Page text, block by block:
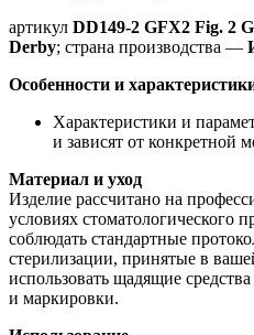
артикул DD149-2 GFX2 Fig. 2
Derby; страна производства —
Особенности и
Характеристики и
и зависят от конкретной
Материал и уход
Изделие рассчитано на
условиях стоматологического
соблюдать стандартные
стерилизации, принятые в
использовать щадящие
и маркировки.